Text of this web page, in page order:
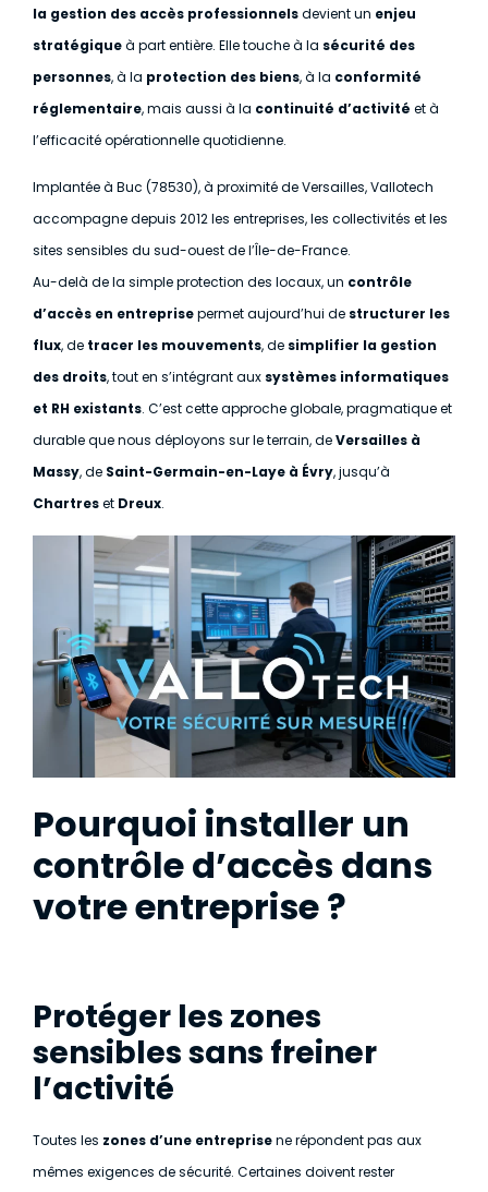
la gestion des accès professionnelsdevient un enjeu
stratégiqueà part entière. Elle touche à la sécurité des
personnes, à la protection des biens, à la conformité
réglementaire, mais aussi à la continuité d’activité et à
l’efficacité opérationnelle quotidienne.
Implantée à Buc (78530), à proximité de Versailles, Vallotech
accompagne depuis 2012 les entreprises, les collectivités et les
sites sensibles du sud-ouest de l’Île-de-France.
Au-delà de la simple protection des locaux, un contrôle
d’accès en entreprisepermet aujourd’hui de structurer les
flux, de tracer les mouvements, de simplifier la gestion
des droits, tout en s’intégrant aux systèmes informatiques
et RH existants. C’est cette approche globale, pragmatique et
durable que nous déployons sur le terrain, deVersailles à
Massy, de Saint-Germain-en-Laye à Évry, jusqu’à
Chartreset Dreux.
Pourquoi installer un
contrôle d’accès dans
votre entreprise ?
Protéger les zones
sensibles sans freiner
l’activité
Toutes les zones d’une entreprisene répondent pas aux
mêmes exigences de sécurité. Certaines doivent rester